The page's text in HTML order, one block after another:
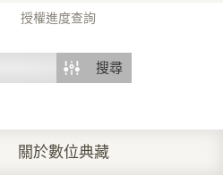
授權進度查詢
搜尋
關於數位典藏